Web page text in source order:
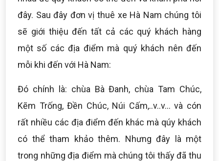
đây. Sau đây đơn vị thuê xe Hà Nam chúng tôi
sẽ giới thiệu đến tất cả các quý khách hàng
một số các địa điểm mà quý khách nên đến
mỗi khi đến với Hà Nam:
Đó chính là: chùa Bà Đanh, chùa Tam Chúc,
Kẽm Trống, Đền Chúc, Núi Cấm,..v..v... và cón
rất nhiều các địa điểm đến khác mà qúy khách
có thể tham khảo thêm. Nhưng đây là một
trong những địa điểm mà chúng tôi thấy đã thu